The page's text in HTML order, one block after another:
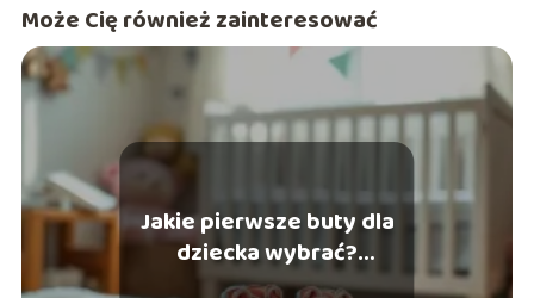
wskazówek, które pomagają czytelnikom budować
pewność siebie poprzez autentyczny i przemyślany styl.
Może Cię również zainteresować
Jakie pierwsze buty dla
dziecka wybrać?
Praktyczny przewodnik